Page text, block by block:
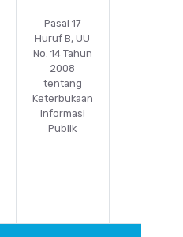
Pasal 17
Huruf B, UU
No. 14 Tahun
2008
tentang
Keterbukaan
Informasi
Publik